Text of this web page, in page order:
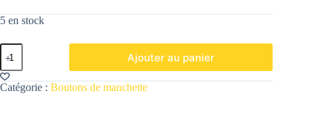
5 en stock
quantité
de
Boutons
de
Manchette
Ajouter au panier
Catégorie : Boutons de manchette